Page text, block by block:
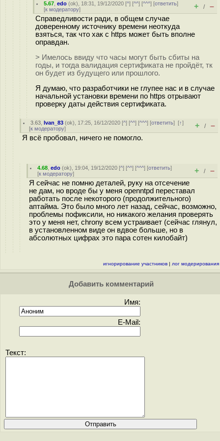
5.67 ,edo (ok), 18:31, 19/12/2020 [^] [^^] [^^^] [ответить]
[к модератору] + / –
Справедливости ради, в общем случае
доверенному источнику времени неоткуда
взяться, так что хак с https может быть вполне
оправдан.
> Имелось ввиду что часы могут быть сбиты на
годы, и тогда валидация сертификата не пройдёт, тк
он будет из будущего или прошлого.
Я думаю, что разработчики не глупее нас и в случае
начальной установки времени по https отрывают
проверку даты действия сертификата.
3.63 ,Ivan_83 (ok), 17:25, 16/12/2020 [^] [^^] [^^^] [ответить][↑]
[к модератору] + / –
Я всё пробовал, ничего не помогло.
4.68 ,edo (ok), 19:04, 19/12/2020 [^] [^^] [^^^] [ответить]
[к модератору] + / –
Я сейчас не помню деталей, руку на отсечение
не дам, но вроде бы у меня openntpd переставал
работать после некоторого (продолжительного)
аптайма. Это было много лет назад, сейчас, возможно,
проблемы пофиксили, но никакого желания проверять
это у меня нет, chrony всем устраивает (сейчас глянул,
в установленном виде он вдвое больше, но в
абсолютных цифрах это пара сотен килобайт)
игнорирование участников | лог модерирования
Добавить комментарий
Имя:
E-Mail:
Текст: